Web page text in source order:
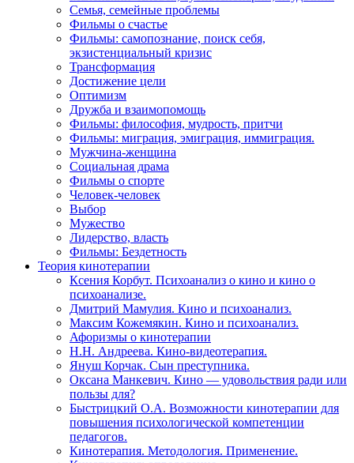
Семья, семейные проблемы
Фильмы о счастье
Фильмы: самопознание, поиск себя,
экзистенциальный кризис
Трансформация
Достижение цели
Оптимизм
Дружба и взаимопомощь
Фильмы: философия, мудрость, притчи
Фильмы: миграция, эмиграция, иммиграция.
Мужчина-женщина
Социальная драма
Фильмы о спорте
Человек-человек
Выбор
Мужество
Лидерство, власть
Фильмы: Бездетность
Теория кинотерапии
Ксения Корбут. Психоанализ о кино и кино о
психоанализе.
Дмитрий Мамулия. Кино и психоанализ.
Максим Кожемякин. Кино и психоанализ.
Афоризмы о кинотерапии
Н.Н. Андреева. Кино-видеотерапия.
Януш Корчак. Сын преступника.
Оксана Манкевич. Кино — удовольствия ради или
пользы для?
Быстрицкий О.А. Возможности кинотерапии для
повышения психологической компетенции
педагогов.
Кинотерапия. Методология. Применение.